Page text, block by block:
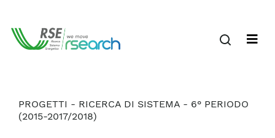
PROGETTI - RICERCA DI SISTEMA - 6° PERIODO
(2015-2017/2018)